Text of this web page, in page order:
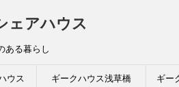
ェアハウス
ある暮らし
ウス ギークハウス浅草橋 ギー